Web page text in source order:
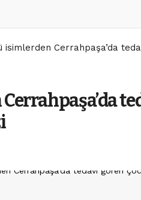
isimlerden Cerrahpaşa’da